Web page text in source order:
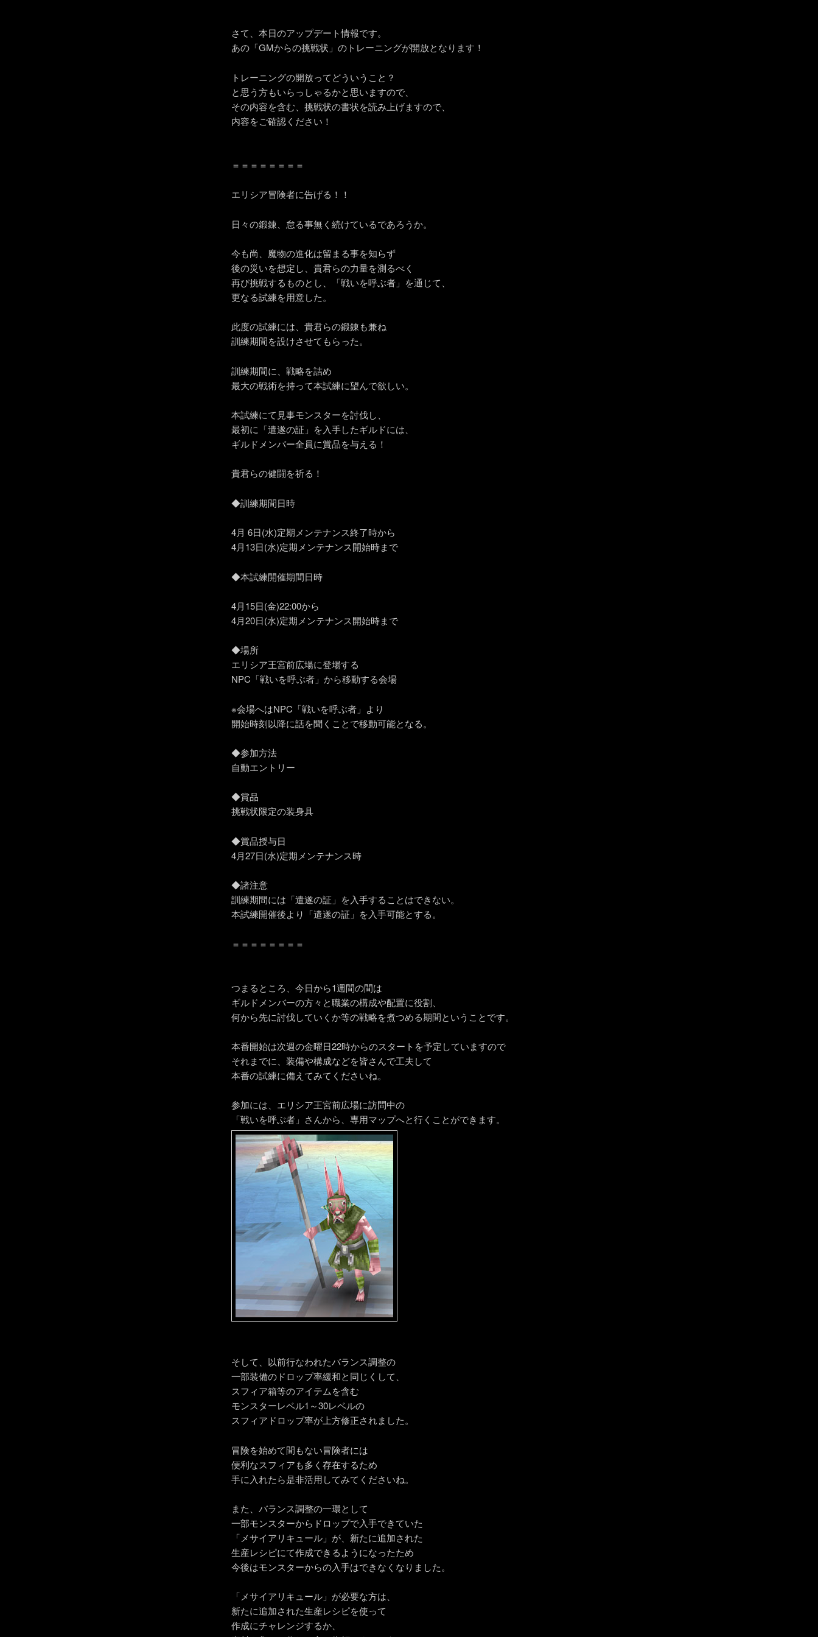
さて、本日のアップデート情報です。
あの「GMからの挑戦状」のトレーニングが開放となります！
トレーニングの開放ってどういうこと？
と思う方もいらっしゃるかと思いますので、
その内容を含む、挑戦状の書状を読み上げますので、
内容をご確認ください！
＝＝＝＝＝＝＝＝
エリシア冒険者に告げる！！
日々の鍛錬、怠る事無く続けているであろうか。
今も尚、魔物の進化は留まる事を知らず
後の災いを想定し、貴君らの力量を測るべく
再び挑戦するものとし、「戦いを呼ぶ者」を通じて、
更なる試練を用意した。
此度の試練には、貴君らの鍛錬も兼ね
訓練期間を設けさせてもらった。
訓練期間に、戦略を詰め
最大の戦術を持って本試練に望んで欲しい。
本試練にて見事モンスターを討伐し、
最初に「遣遂の証」を入手したギルドには、
ギルドメンバー全員に賞品を与える！
貴君らの健闘を祈る！
◆訓練期間日時
4月 6日(水)定期メンテナンス終了時から
4月13日(水)定期メンテナンス開始時まで
◆本試練開催期間日時
4月15日(金)22:00から
4月20日(水)定期メンテナンス開始時まで
◆場所
エリシア王宮前広場に登場する
NPC「戦いを呼ぶ者」から移動する会場
※会場へはNPC「戦いを呼ぶ者」より
開始時刻以降に話を聞くことで移動可能となる。
◆参加方法
自動エントリー
◆賞品
挑戦状限定の装身具
◆賞品授与日
4月27日(水)定期メンテナンス時
◆諸注意
訓練期間には「遣遂の証」を入手することはできない。
本試練開催後より「遣遂の証」を入手可能とする。
＝＝＝＝＝＝＝＝
つまるところ、今日から1週間の間は
ギルドメンバーの方々と職業の構成や配置に役割、
何から先に討伐していくか等の戦略を煮つめる期間ということです。
本番開始は次週の金曜日22時からのスタートを予定していますので
それまでに、装備や構成などを皆さんで工夫して
本番の試練に備えてみてくださいね。
参加には、エリシア王宮前広場に訪問中の
「戦いを呼ぶ者」さんから、専用マップへと行くことができます。
そして、以前行なわれたバランス調整の
一部装備のドロップ率緩和と同じくして、
スフィア箱等のアイテムを含む
モンスターレベル1～30レベルの
スフィアドロップ率が上方修正されました。
冒険を始めて間もない冒険者には
便利なスフィアも多く存在するため
手に入れたら是非活用してみてくださいね。
また、バランス調整の一環として
一部モンスターからドロップで入手できていた
「メサイアリキュール」が、新たに追加された
生産レシピにて作成できるようになったため
今後はモンスターからの入手はできなくなりました。
「メサイアリキュール」が必要な方は、
新たに追加された生産レシピを使って
作成にチャレンジするか、